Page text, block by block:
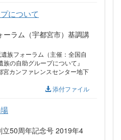
について
ラム（宇都宮市）基調講
族フォーラム（主催：全国自
の自助グループについて』
宮カンファレンスセンター地下
添付ファイル
50周年記念号 2019年4